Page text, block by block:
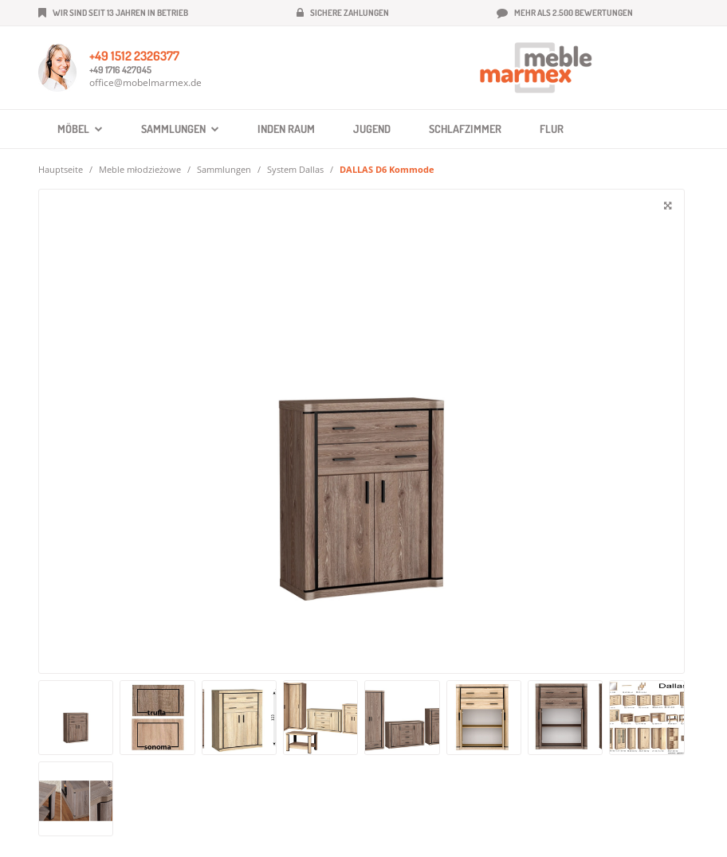
WIR SIND SEIT 13 JAHREN IN BETRIEB SICHERE ZAHLUNGEN MEHR ALS 2.500 BEWERTUNGEN
+49 1512 2326377
+49 1716 427045
office@mobelmarmex.de
MÖBEL SAMMLUNGEN INDEN RAUM JUGEND SCHLAFZIMMER FLUR
Hauptseite Meble młodzieżowe Sammlungen System Dallas DALLAS D6 Kommode